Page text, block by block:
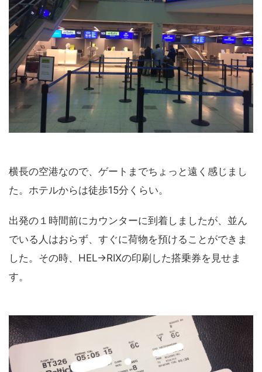
横長の空港なので、ゲートまでちょっと遠く感じまし
た。ホテルからは徒歩15分くらい。
出発の１時間前にカウンターに到着しましたが、並ん
でいる人はおらず、すぐに荷物を預けることができま
した。その時、HEL→RIXの印刷した搭乗券を見せま
す。